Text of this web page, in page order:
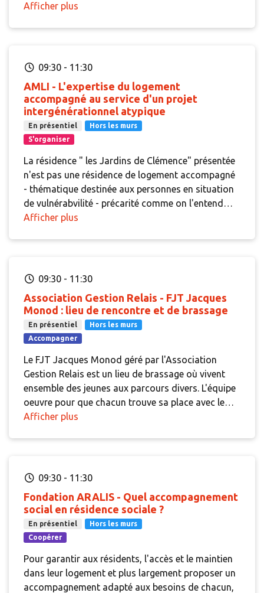
confrontées les équipes ? quelles actions ont été
l'échanges sur les bonnes pratiques de chacun en
de plaidoyer…
Afficher plus
09:30 - 11:30
AMLI - L'expertise du logement
accompagné au service d'un projet
intergénérationnel atypique
En présentiel
Hors les murs
S'organiser
La résidence " les Jardins de Clémence" présentée
n'est pas une résidence de logement accompagné
- thématique destinée aux personnes en situation
de vulnérabvilité - précarité comme on l'entend
habituellement. La résidence de 82 logements PLS
BATIGERE RHONE ALPES, la gestion de ce projet
que du projet social développé. La séquence aura
pour objet de faire découvrir le site, sa très belle
réhabilitation, de partager la génése et le montage
du projet immobilier mais également les enjeux de
commercialisation et de projet de vie sociale porté
par les équipes d'AMLI.
Afficher plus
09:30 - 11:30
Association Gestion Relais - FJT Jacques
Monod : lieu de rencontre et de brassage
En présentiel
Hors les murs
Accompagner
Le FJT Jacques Monod géré par l'Association
Gestion Relais est un lieu de brassage où vivent
ensemble des jeunes aux parcours divers. L'équipe
oeuvre pour que chacun trouve sa place avec le
soutien et l'accompagnement dont il a besoin.
personnes agées isolées, travailleurs, résidents
formations. Gérer ces différentes activités et la vie
de ce collectif hors du commun nécessite une
grande coordination entre les professionnels. Lors
de cette visite, l'association le Relais présentera le
projet, ses atouts, ses impacts, mais également
ses enjeux.
Afficher plus
09:30 - 11:30
Fondation ARALIS - Quel accompagnement
social en résidence sociale ?
En présentiel
Hors les murs
Coopérer
Pour garantir aux résidents, l'accès et le maintien
dans leur logement et plus largement proposer un
accompagnement adapté aux besoins de chacun,